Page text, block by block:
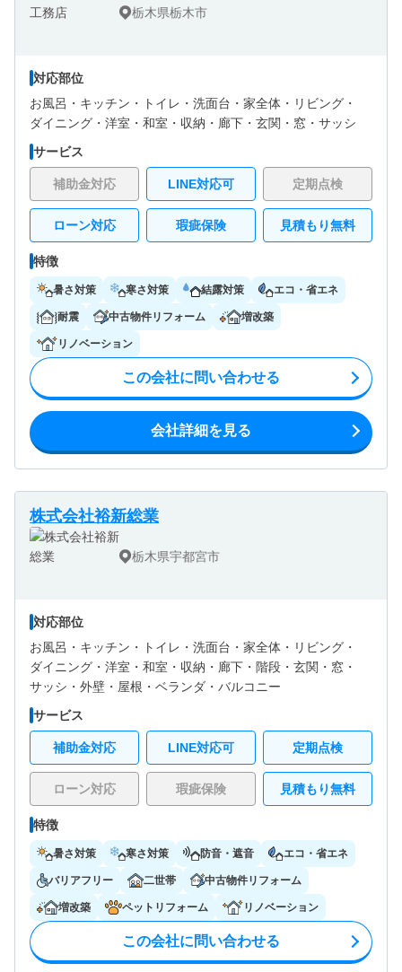
栃木県栃木市
対応部位
お風呂・ キッチン・ トイレ・ 洗面台・ 家全体・ リビング・
ダイニング・ 洋室・ 和室・ 収納・ 廊下・ 玄関・ 窓・サッシ
サービス
補助金対応 LINE対応可 定期点検
ローン対応 瑕疵保険 見積もり無料
特徴
暑さ対策 寒さ対策 結露対策 エコ・省エネ
耐震 中古物件リフォーム 増改築
リノベーション
この会社に問い合わせる
会社詳細を見る
株式会社裕新総業
栃木県宇都宮市
対応部位
お風呂・ キッチン・ トイレ・ 洗面台・ 家全体・ リビング・
ダイニング・ 洋室・ 和室・ 収納・ 廊下・ 階段・ 玄関・ 窓・
サッシ・ 外壁・ 屋根・ ベランダ・バルコニー
サービス
補助金対応 LINE対応可 定期点検
ローン対応 瑕疵保険 見積もり無料
特徴
暑さ対策 寒さ対策 防音・遮音 エコ・省エネ
バリアフリー 二世帯 中古物件リフォーム
増改築 ペットリフォーム リノベーション
この会社に問い合わせる